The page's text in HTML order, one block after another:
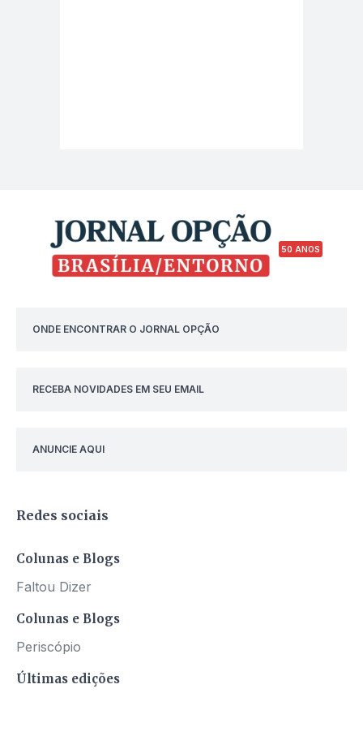
50 ANOS
ONDE ENCONTRAR O JORNAL OPÇÃO
RECEBA NOVIDADES EM SEU EMAIL
ANUNCIE AQUI
Redes sociais
Colunas e Blogs
Faltou Dizer
Colunas e Blogs
Periscópio
Últimas edições